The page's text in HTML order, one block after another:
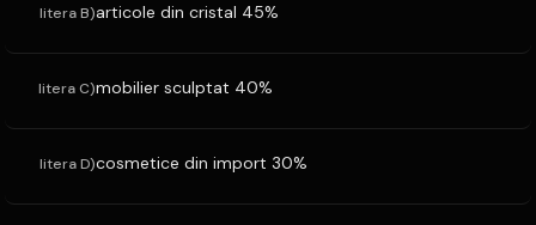
litera B)articole din cristal 45%
litera C)mobilier sculptat 40%
litera D)cosmetice din import 30%